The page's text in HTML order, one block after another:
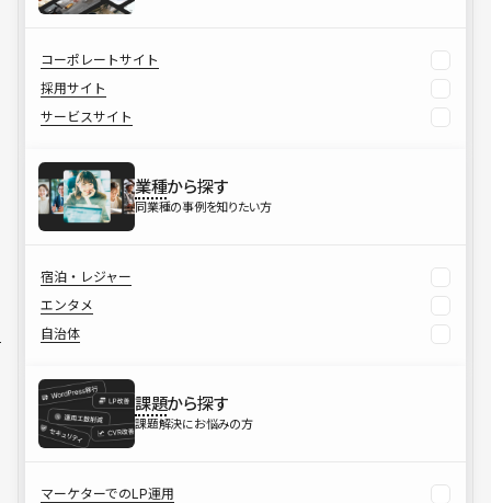
コーポレートサイト
採用サイト
サービスサイト
業種から探す
同業種の事例を知りたい方
宿泊・レジャー
エンタメ
自治体
課題から探す
課題解決にお悩みの方
マーケターでのLP運用